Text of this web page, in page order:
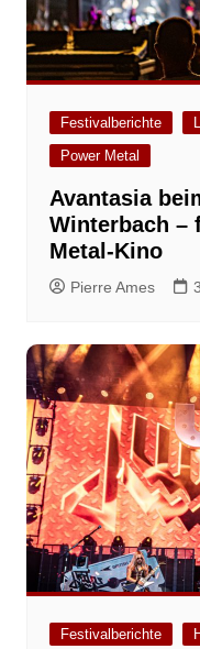
Festivalberichte
Power Metal
Avantasia
Winterbach –
Metal-Kino
Pierre Ames
Festivalberichte